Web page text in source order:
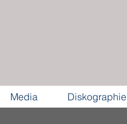
Media Diskographie